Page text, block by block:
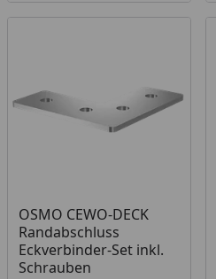
OSMO CEWO-DECK
Randabschluss
Eckverbinder-Set inkl.
Schrauben